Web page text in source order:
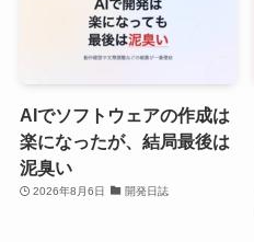
AIでソフトウェアの作成は
楽になったが、結局最後は
泥臭い
2026年8月6日 開発日誌